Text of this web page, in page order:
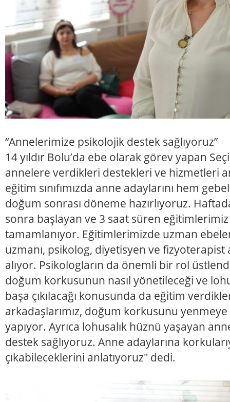
“Annelerimize psikolojik destek sağlıyoruz”
14 yıldır Bolu’da ebe olarak görev yapan
annelere verdikleri destekleri ve hizmetleri
eğitim sınıfımızda anne adaylarını hem
doğum sonrası döneme hazırlıyoruz.
sonra başlayan ve 3 saat süren
tamamlanıyor. Eğitimlerimizde uzman
uzmanı, psikolog, diyetisyen ve fizyoterapist
alıyor. Psikologların da önemli bir rol
doğum korkusunun nasıl yönetileceği ve
başa çıkılacağı konusunda da eğitim
arkadaşlarımız, doğum korkusunu
yapıyor. Ayrıca lohusalık hüznü yaşayan
destek sağlıyoruz. Anne adaylarına
çıkabileceklerini anlatıyoruz" dedi.